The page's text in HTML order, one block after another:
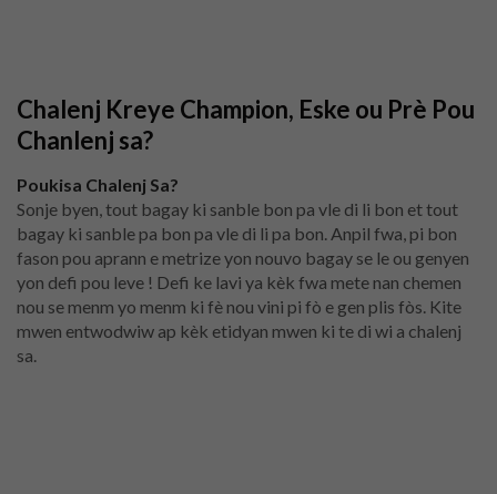
Chalenj Kreye Champion, Eske ou Prè Pou
Chanlenj sa?
Poukisa Chalenj Sa?
Sonje byen, tout bagay ki sanble bon pa vle di li bon et tout
bagay ki sanble pa bon pa vle di li pa bon. Anpil fwa, pi bon
fason pou aprann e metrize yon nouvo bagay se le ou genyen
yon defi pou leve ! Defi ke lavi ya kèk fwa mete nan chemen
nou se menm yo menm ki fè nou vini pi fò e gen plis fòs. Kite
mwen entwodwiw ap kèk etidyan mwen ki te di wi a chalenj
sa.